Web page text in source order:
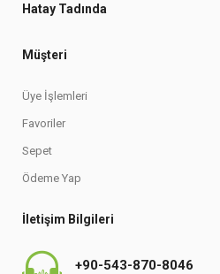
Hatay Tadında
Müşteri
Üye İşlemleri
Favoriler
Sepet
Ödeme Yap
İletişim Bilgileri
+90-543-870-8046